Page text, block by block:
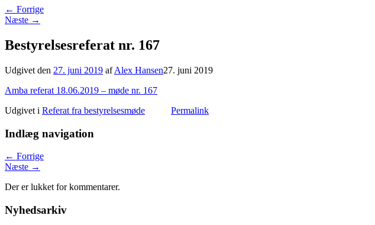
← Forrige
Næste →
Bestyrelsesreferat nr. 167
Udgivet den 27. juni 2019 afAlex Hansen27. juni 2019
Amba referat 18.06.2019 – møde nr. 167
Udgivet i Referat fra bestyrelsesmøde Permalink
Indlæg navigation
← Forrige
Næste →
Der er lukket for kommentarer.
Nyhedsarkiv